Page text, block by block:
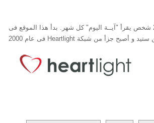
هناك أكثر من 250,000 شخص يقرأ "آيــة اليوم" كل شهر. بدأ هذا الموقع فى